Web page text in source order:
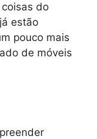
do
estão
pouco mais
de móveis